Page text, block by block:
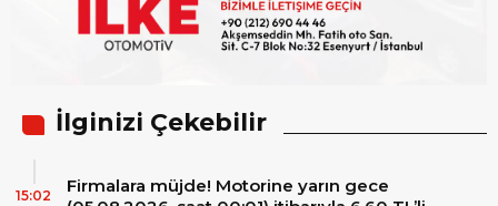
İlginizi Çekebilir
Firmalara müjde! Motorine yarın gece
15:02